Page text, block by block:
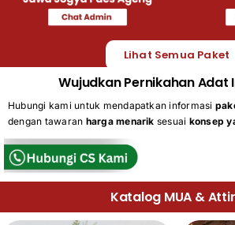
Lihat Semua Paket
Wujudkan Pernikahan Adat
Hubungi kami untuk mendapatkan informasi
dengan tawaran harga menarik sesuai konsep
Katalog MUA &